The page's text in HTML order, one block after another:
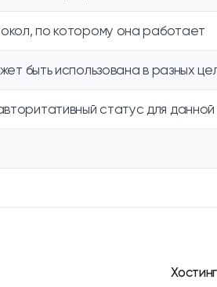
по которому она работает
быть использована в разных
статус для данной